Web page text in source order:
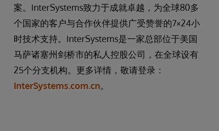
案。InterSystems致力于成就卓越，为全球80多
个国家的客户与合作伙伴提供广受赞誉的7×24小
时技术支持。InterSystems是一家总部位于美国
马萨诸塞州剑桥市的私人控股公司，在全球设有
25个分支机构。更多详情，敬请登录：
InterSystems.com.cn。